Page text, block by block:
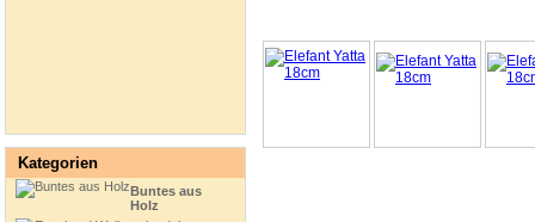
Kategorien
Buntes aus
Holz